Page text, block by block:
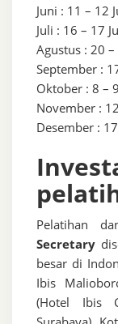
Juni : 11 – 12
Juli : 16 – 17
Agustus : 20
September :
Oktober : 8 –
November :
Desember :
Pelatihan
Secretary
besar di
Ibis
(Hotel Ibis